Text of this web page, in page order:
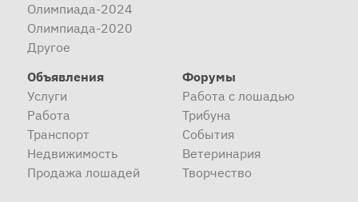
Олимпиада-2024
Олимпиада-2020
Другое
Объявления
Услуги
Работа
Транспорт
Недвижимость
Продажа лошадей
Форумы
Работа с лошадью
Трибуна
События
Ветеринария
Творчество